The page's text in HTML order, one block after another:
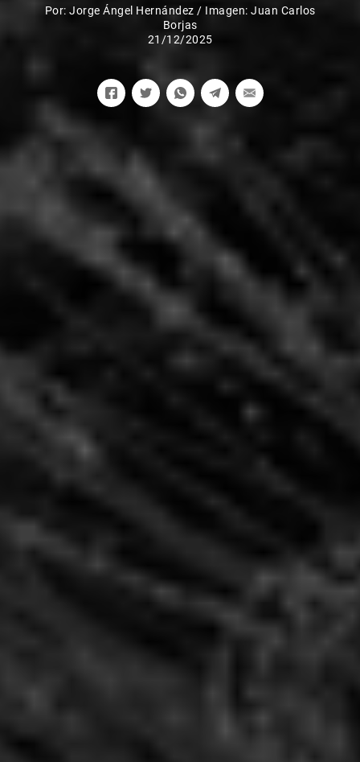
Por: Jorge Ángel Hernández / Imagen: Juan Carlos
Borjas
21/12/2025